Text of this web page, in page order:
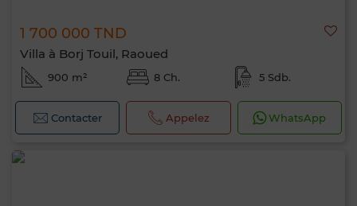
1 700 000 TND
Villa à Borj Touil, Raoued
900 m² 8 Ch. 5 Sdb.
Contacter Appelez WhatsApp